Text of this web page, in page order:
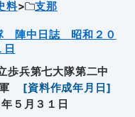
料
支那
陣中日誌 昭和２０
歩兵第七大隊第二中
[資料作成年月日 ]
５月３１日